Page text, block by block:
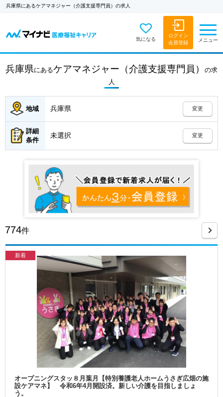
兵庫県にあるケアマネジャー（介護支援専門員）の求人
気になる
ログイン
会員登録
メニュー
兵庫県にあるケアマネジャー（介護支援専門員） の求
人
地域 兵庫県 変更
詳細
条件
未選択 変更
774件
新着
オープニングスタッ８月葉月【特別養護老人ホームうさぎ広畑の施
設ケアマネ】 令和6年4月開設済。新しい介護を目指しましょ
う。